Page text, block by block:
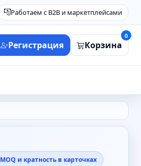
Работаем с B2B и маркетплейсами
Регистрация Корзина
0
MOQ и кратность в карточках